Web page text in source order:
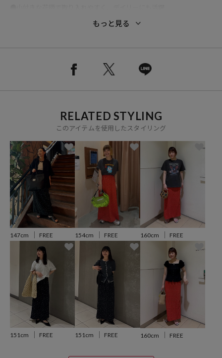
●カジュアルにもきれいめにも合わせやすい、着回し力の高いアイテ
ブラウスやシアートップスなどきれいめなアイテムと合わせれば、フ
ェミニンな雰囲気のスタイリングにも仕上がります。
足元はサンダルで軽やかにまとめるのはもちろん、スニーカーでラフ
に外すのもおすすめです。
※掲載画像の商品の色味は、屋外や屋内の光の照射や角度により実物
と色味が異なる場合がざいます。また表示のサイズ感と実物は若干異
なる場合もございますので、予めご了承ください。
※着用、お取り扱いの際は、商品についている品質表示とアテンショ
ンタグを必ずご確認下さい。
参考価格
6,996円（2026年6月11日時点）
※「参考価格」とは、Daytona Parkにおける対象商品の通常販売（先
行予約・先行割引は含まれません）開始時点の価格です。
もっと見る
RELATED STYLING
このアイテムを使用したスタイリング
147cm FREE 154cm FREE 160cm FREE
151cm FREE 151cm FREE 160cm FREE